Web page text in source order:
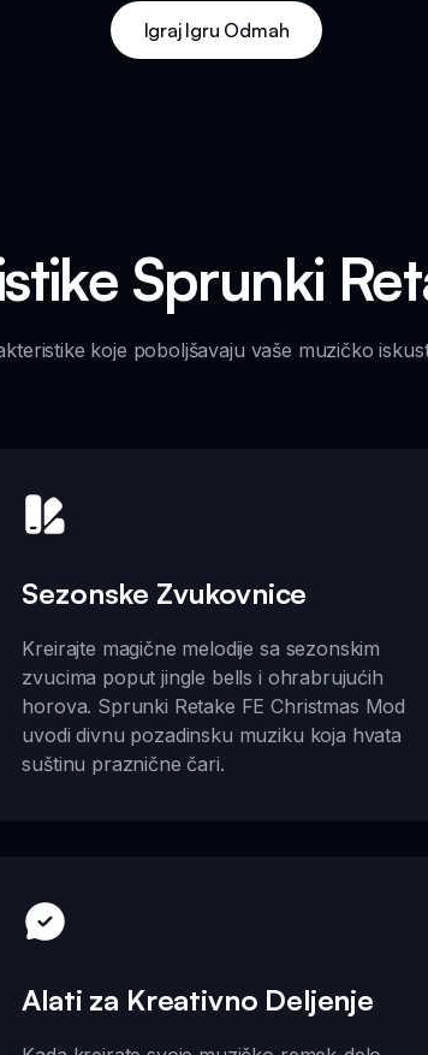
Igraj Igru Odmah
Sprunki
koje poboljšavaju vaše muzičko
Sezonske Zvukovnice
Kreirajte magične melodije sa sezonskim
zvucima poput jingle bells i ohrabrujućih
horova. Sprunki Retake FE Christmas Mod
uvodi divnu pozadinsku muziku koja hvata
suštinu praznične čari.
Alati za Kreativno Deljenje